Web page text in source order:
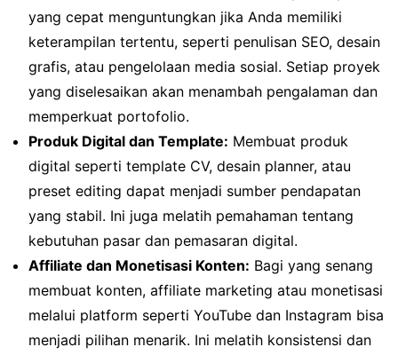
yang cepat menguntungkan jika Anda memiliki
keterampilan tertentu, seperti penulisan SEO, desain
grafis, atau pengelolaan media sosial. Setiap proyek
yang diselesaikan akan menambah pengalaman dan
memperkuat portofolio.
Produk Digital dan Template: Membuat produk
digital seperti template CV, desain planner, atau
preset editing dapat menjadi sumber pendapatan
yang stabil. Ini juga melatih pemahaman tentang
kebutuhan pasar dan pemasaran digital.
Affiliate dan Monetisasi Konten: Bagi yang senang
membuat konten, affiliate marketing atau monetisasi
melalui platform seperti YouTube dan Instagram bisa
menjadi pilihan menarik. Ini melatih konsistensi dan